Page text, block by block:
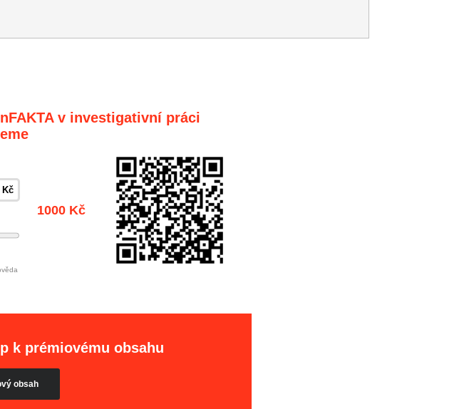
v investigativní práci
Kč
1000 Kč
k prémiovému obsahu
obsah